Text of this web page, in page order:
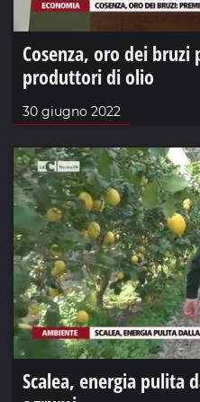
Cosenza, oro dei
produttori di olio
30 giugno 2022
Scalea, energia pulita